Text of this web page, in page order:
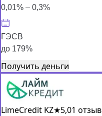
0,01% – 0,3%
ГЭСВ
до 179%
Получить деньги
LimeCredit KZ★5,01 отзыв